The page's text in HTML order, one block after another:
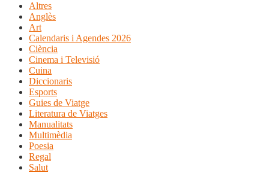
Altres
Anglès
Art
Calendaris i Agendes 2026
Ciència
Cinema i Televisió
Cuina
Diccionaris
Esports
Guies de Viatge
Literatura de Viatges
Manualitats
Multimèdia
Poesia
Regal
Salut